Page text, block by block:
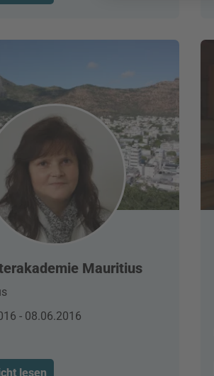
Mauritius
- 08.06.2016
lesen